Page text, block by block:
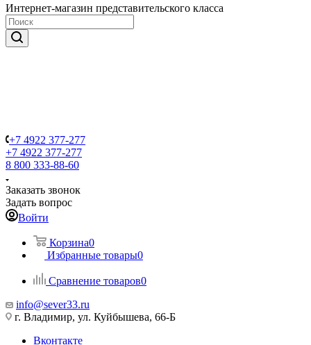
Интернет-магазин представительского класса
+7 4922 377-277
+7 4922 377-277
8 800 333-88-60
Заказать звонок
Задать вопрос
Войти
Корзина0
Избранные товары0
Сравнение товаров0
info@sever33.ru
г. Владимир, ул. Куйбышева, 66-Б
Вконтакте